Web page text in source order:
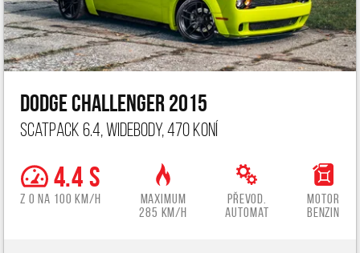
Dodge Challenger 2015
ScatPack 6.4, widebody, 470 koní
4.4 s
z 0 na 100 km/h
Maximum
285 km/h
Převod.
automat
Motor
benzin